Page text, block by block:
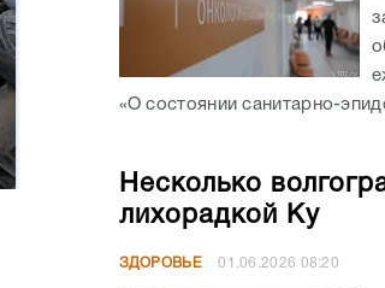
«О состоянии санитарно-
Несколько
лихорадкой Ку
ЗДОРОВЬЕ 01.06.2026 08:20